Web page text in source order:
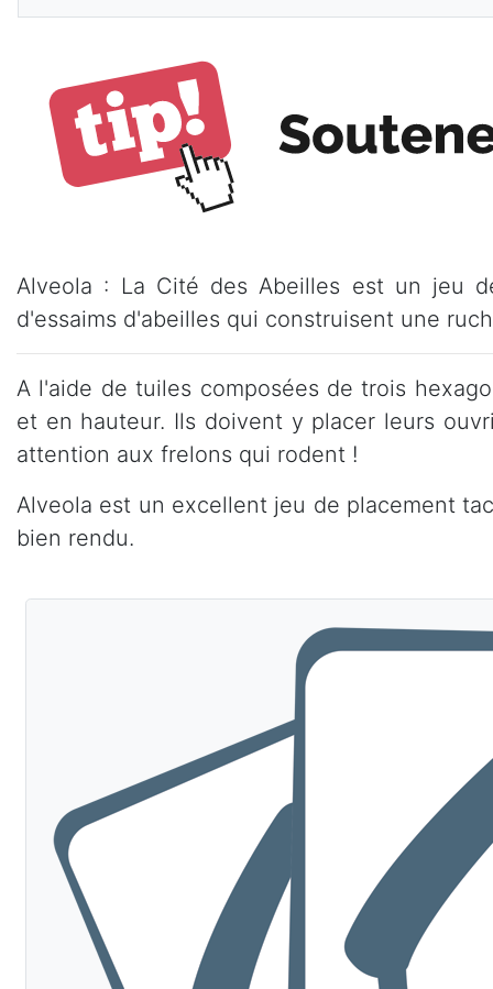
Alveola : La Cité des Abeilles est un jeu
d'essaims d'abeilles qui construisent une
A l'aide de tuiles composées de trois
et en hauteur. Ils doivent y placer leurs
attention aux frelons qui rodent !
Alveola est un excellent jeu de placement
bien rendu.